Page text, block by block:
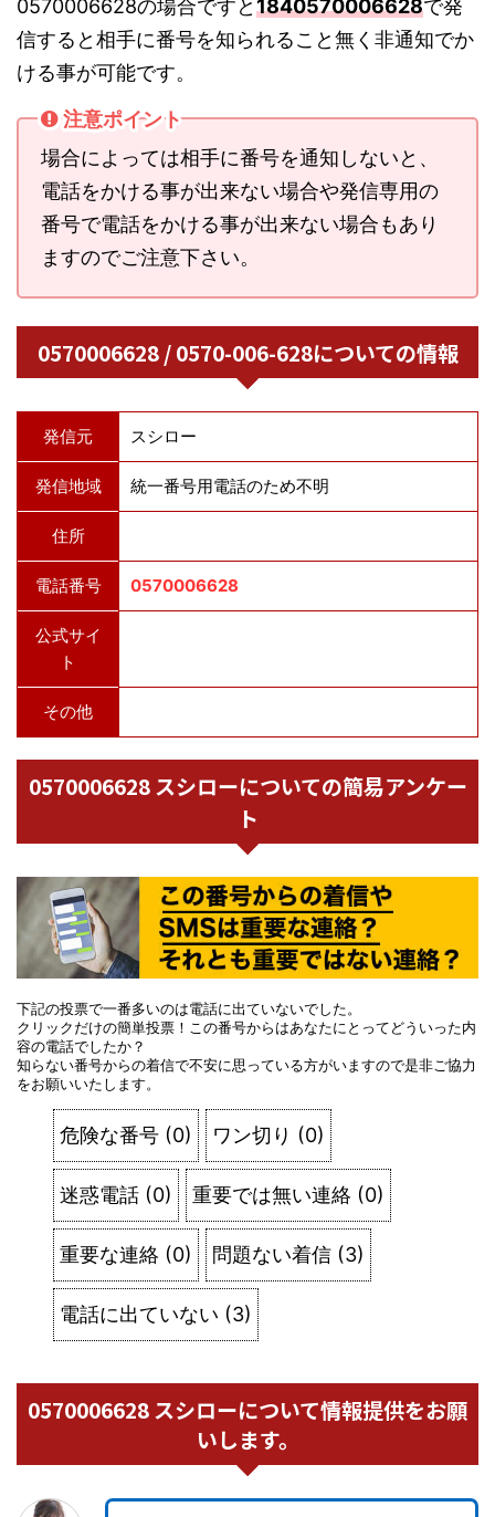
0570006628の場合ですと1840570006628で発
信すると相手に番号を知られること無く非通知でか
ける事が可能です。
注意ポイント
場合によっては相手に番号を通知しないと、
電話をかける事が出来ない場合や発信専用の
番号で電話をかける事が出来ない場合もあり
ますのでご注意下さい。
0570006628 / 0570-006-628についての情報
発信元 スシロー
発信地域 統一番号用電話のため不明
住所
電話番号 0570006628
公式サイ
ト
その他
0570006628 スシローについての簡易アンケー
ト
下記の投票で一番多いのは電話に出ていないでした。
クリックだけの簡単投票！この番号からはあなたにとってどういった内
容の電話でしたか？
知らない番号からの着信で不安に思っている方がいますので是非ご協力
をお願いいたします。
危険な番号 (0) ワン切り (0)
迷惑電話 (0) 重要では無い連絡 (0)
重要な連絡 (0) 問題ない着信 (3)
電話に出ていない (3)
0570006628 スシローについて情報提供をお願
いします。